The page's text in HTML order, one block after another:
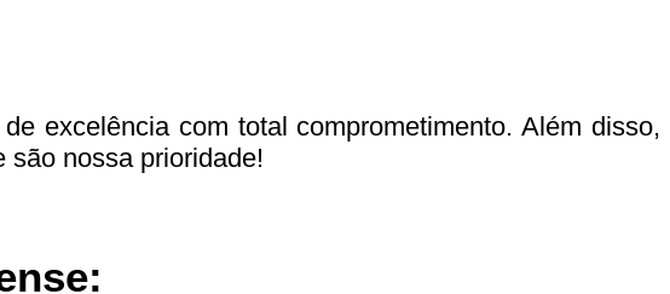
excelência com total comprometimento. Além disso,
são nossa prioridade!